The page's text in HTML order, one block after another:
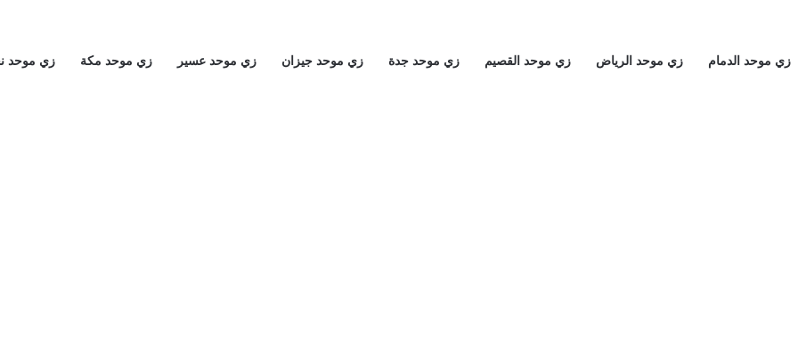
زي موحد الدمام زي موحد الرياض زي موحد القصيم زي موحد جدة زي موحد جيزان زي موحد عسير زي موحد مكة زي موحد